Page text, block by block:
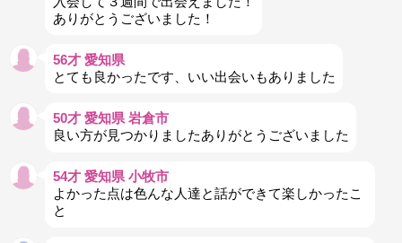
ありがとうございました！
56才 愛知県
とても良かったです、いい出会いもありました
50才 愛知県 岩倉市
良い方が見つかりましたありがとうございました
54才 愛知県 小牧市
よかった点は色んな人達と話ができて楽しかったこ
と